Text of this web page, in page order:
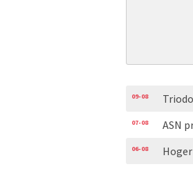
09-08
07-08 ASN
06-08